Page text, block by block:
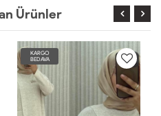
Ürünler
KARGO
BEDAVA